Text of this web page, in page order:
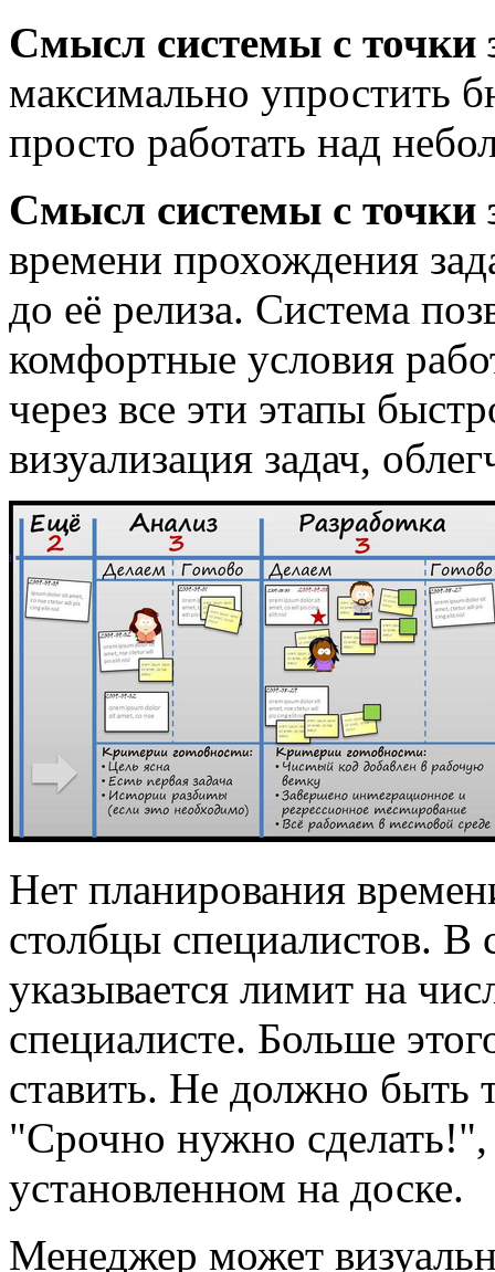
Смысл системы с точки
максимально упростить
просто работать над
Смысл системы с точки
времени прохождения
до её релиза. Система
комфортные условия
через все эти этапы
визуализация задач,
Нет планирования
столбцы специалистов. В
указывается лимит на
специалисте. Больше
ставить. Не должно быть
"Срочно нужно сделать!",
установленном на доске.
Менеджер может